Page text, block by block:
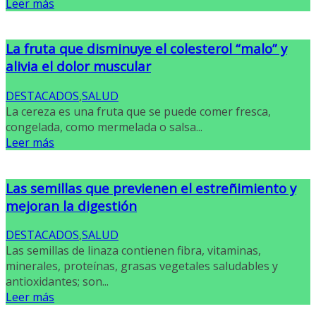
Leer más
La fruta que disminuye el colesterol “malo” y
alivia el dolor muscular
DESTACADOS,SALUD
La cereza es una fruta que se puede comer fresca,
congelada, como mermelada o salsa...
Leer más
Las semillas que previenen el estreñimiento y
mejoran la digestión
DESTACADOS,SALUD
Las semillas de linaza contienen fibra, vitaminas,
minerales, proteínas, grasas vegetales saludables y
antioxidantes; son...
Leer más